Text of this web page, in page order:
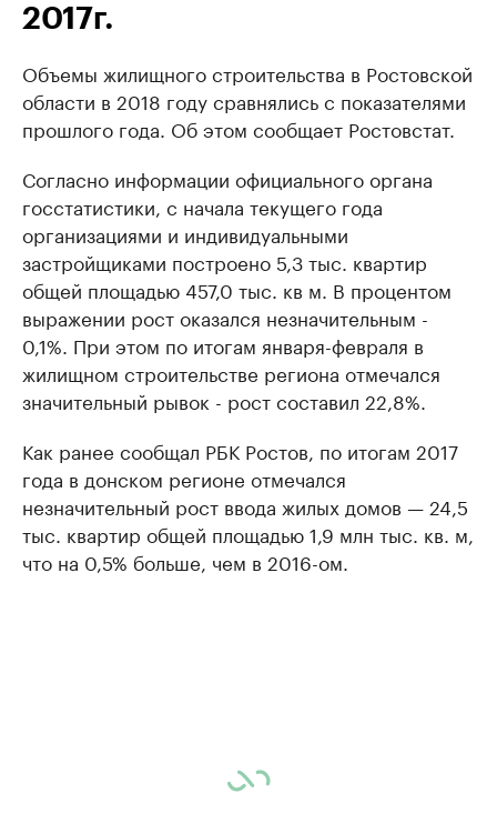
2017г.
Объемы жилищного строительства в Ростовской
области в 2018 году сравнялись с показателями
прошлого года. Об этом сообщает Ростовстат.
Согласно информации официального органа
госстатистики, с начала текущего года
организациями и индивидуальными
застройщиками построено 5,3 тыс. квартир
общей площадью 457,0 тыс. кв м. В процентом
выражении рост оказался незначительным -
0,1%. При этом по итогам января-февраля в
жилищном строительстве региона отмечался
значительный рывок - рост составил 22,8%.
Как ранее сообщал РБК Ростов, по итогам 2017
года в донском регионе отмечался
незначительный рост ввода жилых домов — 24,5
тыс. квартир общей площадью 1,9 млн тыс. кв. м,
что на 0,5% больше, чем в 2016-ом.